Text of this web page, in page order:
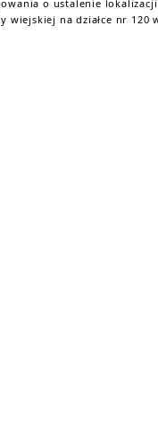
o ustalenie
wiejskiej na działce nr 120